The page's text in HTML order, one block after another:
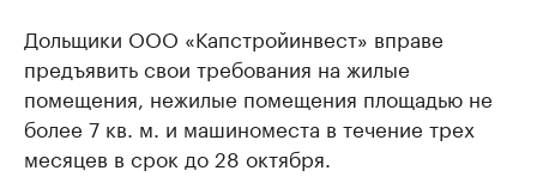
Дольщики ООО «Капстройинвест» вправе
предъявить свои требования на жилые
помещения, нежилые помещения площадью не
более 7 кв. м. и машиноместа в течение трех
месяцев в срок до 28 октября.